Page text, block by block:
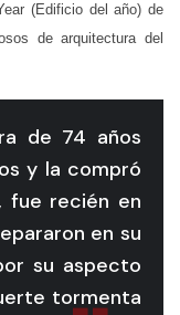
(Edificio del año) de
de arquitectura del
de 74 años
y la compró
fue recién en
en su
su aspecto
tormenta